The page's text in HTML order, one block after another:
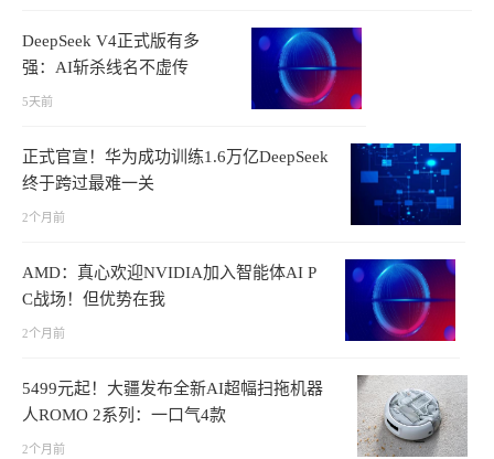
DeepSeek V4正式版有多
强：AI斩杀线名不虚传
5天前
正式官宣！华为成功训练1.6万亿DeepSeek
终于跨过最难一关
2个月前
AMD：真心欢迎NVIDIA加入智能体AI P
C战场！但优势在我
2个月前
5499元起！大疆发布全新AI超幅扫拖机器
人ROMO 2系列：一口气4款
2个月前